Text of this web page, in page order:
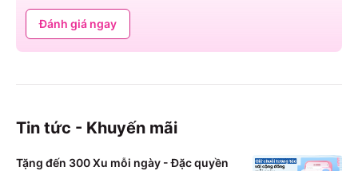
Đánh giá ngay
Tin tức - Khuyến mãi
Tặng đến 300 Xu mỗi ngày - Đặc quyền